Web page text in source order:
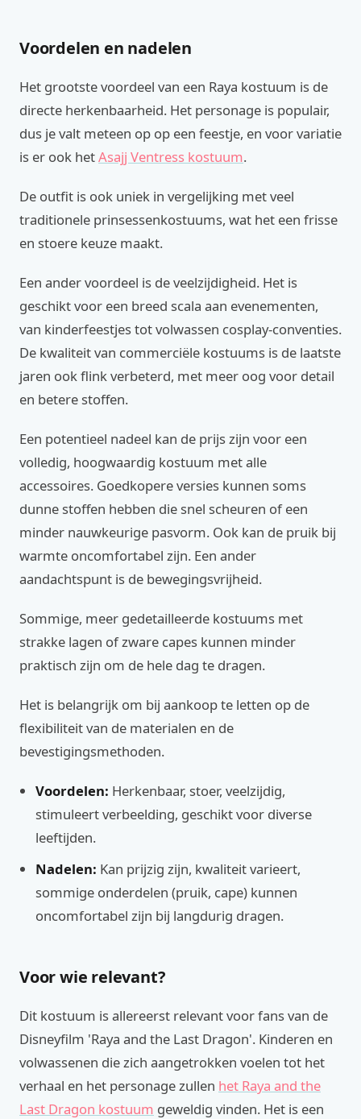
Voordelen en nadelen
Het grootste voordeel van een Raya kostuum is de
directe herkenbaarheid. Het personage is populair,
dus je valt meteen op op een feestje, en voor variatie
is er ook hetAsajj Ventress kostuum.
De outfit is ook uniek in vergelijking met veel
traditionele prinsessenkostuums, wat het een frisse
en stoere keuze maakt.
Een ander voordeel is de veelzijdigheid. Het is
geschikt voor een breed scala aan evenementen,
van kinderfeestjes tot volwassen cosplay-conventies.
De kwaliteit van commerciële kostuums is de laatste
jaren ook flink verbeterd, met meer oog voor detail
en betere stoffen.
Een potentieel nadeel kan de prijs zijn voor een
volledig, hoogwaardig kostuum met alle
accessoires. Goedkopere versies kunnen soms
dunne stoffen hebben die snel scheuren of een
minder nauwkeurige pasvorm. Ook kan de pruik bij
warmte oncomfortabel zijn. Een ander
aandachtspunt is de bewegingsvrijheid.
Sommige, meer gedetailleerde kostuums met
strakke lagen of zware capes kunnen minder
praktisch zijn om de hele dag te dragen.
Het is belangrijk om bij aankoop te letten op de
flexibiliteit van de materialen en de
bevestigingsmethoden.
Voordelen: Herkenbaar, stoer, veelzijdig,
stimuleert verbeelding, geschikt voor diverse
leeftijden.
Nadelen: Kan prijzig zijn, kwaliteit varieert,
sommige onderdelen (pruik, cape) kunnen
oncomfortabel zijn bij langdurig dragen.
Voor wie relevant?
Dit kostuum is allereerst relevant voor fans van de
Disneyfilm 'Raya and the Last Dragon'. Kinderen en
volwassenen die zich aangetrokken voelen tot het
verhaal en het personage zullen het Raya and the
Last Dragon kostuum geweldig vinden. Het is een